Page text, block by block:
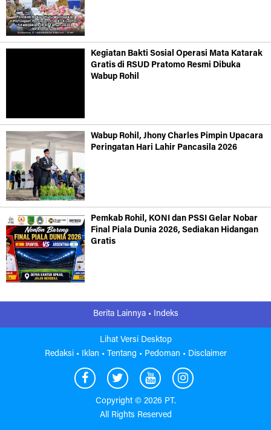
Kegiatan Bakti Sosial Operasi Mata Katarak
Gratis di RSUD Pratomo Resmi Dibuka
Wabup Rohil
Wabup Rohil, Jhony Charles Pimpin Upacara
Peringatan Hari Lahir Pancasila 2026
Pemkab Rohil, KONI dan PSSI Gelar Nobar
Final Piala Dunia 2026, Sediakan Hidangan
Gratis
Berita Lainnya • Indeks
Lihat Versi Desktop
Redaksi • Iklan • Tentang • Pedoman • Disclaimer
Copyright © 2026 PT.
All Rights Reserved